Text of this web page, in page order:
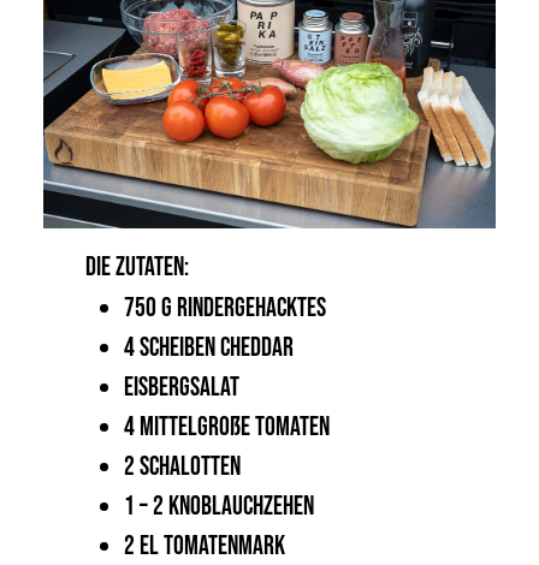
DIE ZUTATEN:
750 g Rindergehacktes
4 Scheiben Cheddar
Eisbergsalat
4 mittelgroße Tomaten
2 Schalotten
1 – 2 Knoblauchzehen
2 EL Tomatenmark